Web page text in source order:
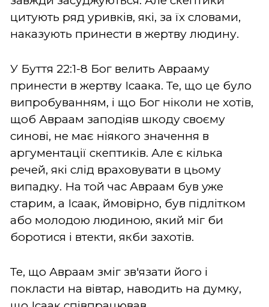
цитують ряд уривків, які, за їх словами,
наказують принести в жертву людину.
У Буття 22:1-8 Бог велить Аврааму
принести в жертву Ісаака. Те, що це було
випробуванням, і що Бог ніколи не хотів,
щоб Авраам заподіяв шкоду своєму
синові, не має ніякого значення в
аргументації скептиків. Але є кілька
речей, які слід враховувати в цьому
випадку. На той час Авраам був уже
старим, а Ісаак, ймовірно, був підлітком
або молодою людиною, який міг би
боротися і втекти, якби захотів.
Те, що Авраам зміг зв'язати його і
покласти на вівтар, наводить на думку,